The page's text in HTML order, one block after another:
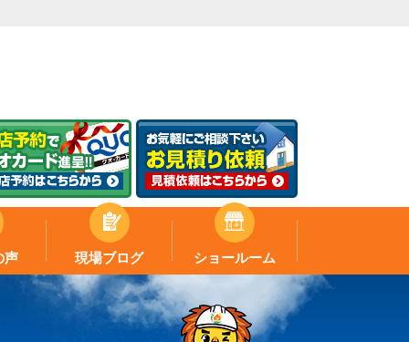
声 現場ブログ ショールーム